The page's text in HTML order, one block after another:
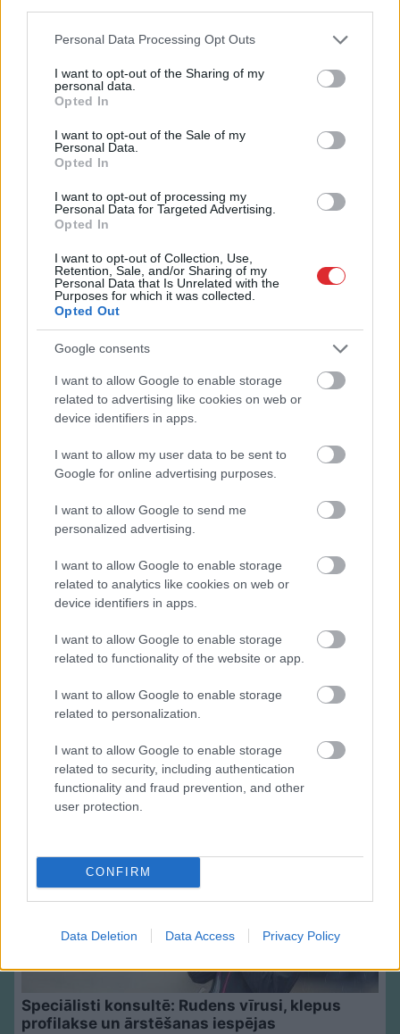
Please note that this website/app uses one or more Google
not limited to your visit or usage behaviour. You may click to
grant or deny consent to Google and its third-party tags to
use your data for below specified purposes in below Google
consent section.
Personal Data Processing Opt Outs
I want to opt-out of the Sharing of my
personal data.
Opted In
I want to opt-out of the Sale of my
Personal Data.
Opted In
I want to opt-out of processing my
Personal Data for Targeted Advertising.
Opted In
I want to opt-out of Collection, Use,
Retention, Sale, and/or Sharing of my
Personal Data that Is Unrelated with the
Purposes for which it was collected.
Opted Out
Google consents
I want to allow Google to enable storage
related to advertising like cookies on web or
device identifiers in apps.
I want to allow my user data to be sent to
Google for online advertising purposes.
I want to allow Google to send me
personalized advertising.
I want to allow Google to enable storage
related to analytics like cookies on web or
device identifiers in apps.
I want to allow Google to enable storage
related to functionality of the website or app.
I want to allow Google to enable storage
related to personalization.
I want to allow Google to enable storage
related to security, including authentication
functionality and fraud prevention, and other
user protection.
CONFIRM
Data Deletion Data Access Privacy Policy
Speciālisti nosauc laikus,
kad kafiju labāk nedzert –
tā var negatīvi ietekmēt
tavu ķermeni
LASĪTĀKIE
Ar šo zodiaka zīmju pārstāvjiem labāk
nestrīdēties: viņi vienmēr atradīs veidu,
kā pamatīgi atriebties
Ārstinosauc četrus augļus ar kuru ēšanu
aizrauties
“Tu varētu aizvērties!” Beata Jonīte jau
atkal nonāk uzmanības centrā – šoreiz ar
superdārgu pulksteni
“Man pat neomulīgi palika!” Sēņotāja
mežā uziet ļoti biedējošu vietu
“Pirmo reizi ko tādu redzu.” Pircēji
sajūsmā par veikalā novēroto
jaunieviesumu
Lasīt citas ziņas
Sadarbības projekts
Speciālisti konsultē: Rudens vīrusi, klepus
profilakse un ārstēšanas iespējas
Atcelt Ziņot